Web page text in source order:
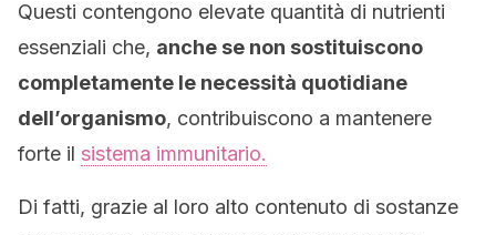
Questi contengono elevate quantità di nutrienti
essenziali che, anche se non sostituiscono
completamente le necessità quotidiane
dell’organismo, contribuiscono a mantenere
forte il sistema immunitario.
Di fatti, grazie al loro alto contenuto di sostanze